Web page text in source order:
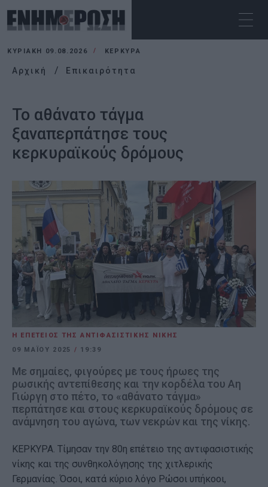
ΚΥΡΙΑΚΉ 09.08.2026 ΚΕΡΚΥΡΑ
Αρχική Επικαιρότητα
Το αθάνατο τάγμα
ξαναπερπάτησε τους
κερκυραϊκούς δρόμους
Η ΕΠΕΤΕΙΟΣ ΤΗΣ ΑΝΤΙΦΑΣΙΣΤΙΚΗΣ ΝΙΚΗΣ
09 ΜΑΪ́ΟΥ 2025 / 19:39
Με σημαίες, φιγούρες με τους ήρωες της
ρωσικής αντεπίθεσης και την κορδέλα του Αη
Γιώργη στο πέτο, το «αθάνατο τάγμα»
περπάτησε και στους κερκυραϊκούς δρόμους σε
ανάμνηση του αγώνα, των νεκρών και της νίκης.
ΚΕΡΚΥΡΑ. Τίμησαν την 80η επέτειο της αντιφασιστικής
νίκης και της συνθηκολόγησης της χιτλερικής
Γερμανίας. Όσοι, κατά κύριο λόγο Ρώσοι υπήκοοι,